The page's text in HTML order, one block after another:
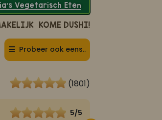
Vegetarisch Eten
KOME DUSHI!
Probeer ook eens..
(1801)
5/5